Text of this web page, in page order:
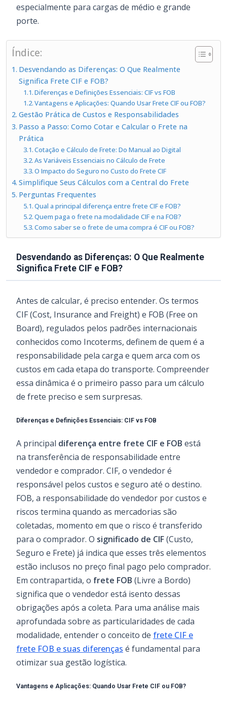
especialmente para cargas de médio e grande
porte.
Índice:
Desvendando as Diferenças: O Que Realmente
Significa Frete CIF e FOB?
Diferenças e Definições Essenciais: CIF vs FOB
Vantagens e Aplicações: Quando Usar Frete CIF ou FOB?
Gestão Prática de Custos e Responsabilidades
Passo a Passo: Como Cotar e Calcular o Frete na
Prática
Cotação e Cálculo de Frete: Do Manual ao Digital
As Variáveis Essenciais no Cálculo de Frete
O Impacto do Seguro no Custo do Frete CIF
Simplifique Seus Cálculos com a Central do Frete
Perguntas Frequentes
Qual a principal diferença entre frete CIF e FOB?
Quem paga o frete na modalidade CIF e na FOB?
Como saber se o frete de uma compra é CIF ou FOB?
Desvendando as Diferenças: O Que Realmente
Significa Frete CIF e FOB?
Antes de calcular, é preciso entender. Os termos
CIF (Cost, Insurance and Freight) e FOB (Free on
Board), regulados pelos padrões internacionais
conhecidos como Incoterms, definem de quem é a
responsabilidade pela carga e quem arca com os
custos em cada etapa do transporte. Compreender
essa dinâmica é o primeiro passo para um cálculo
de frete preciso e sem surpresas.
Diferenças e Definições Essenciais: CIF vs FOB
A principal diferença entre frete CIF e FOB está
na transferência de responsabilidade entre
vendedor e comprador. CIF, o vendedor é
responsável pelos custos e seguro até o destino.
FOB, a responsabilidade do vendedor por custos e
riscos termina quando as mercadorias são
coletadas, momento em que o risco é transferido
para o comprador. O significado de CIF(Custo,
Seguro e Frete) já indica que esses três elementos
estão inclusos no preço final pago pelo comprador.
Em contrapartida, o frete FOB (Livre a Bordo)
significa que o vendedor está isento dessas
obrigações após a coleta. Para uma análise mais
aprofundada sobre as particularidades de cada
modalidade, entender o conceito de frete CIF e
frete FOB e suas diferenças é fundamental para
otimizar sua gestão logística.
Vantagens e Aplicações: Quando Usar Frete CIF ou FOB?